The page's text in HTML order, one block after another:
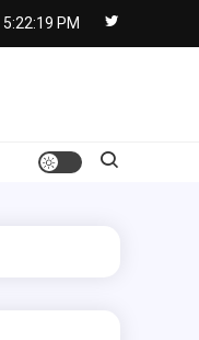
5:22:20 PM